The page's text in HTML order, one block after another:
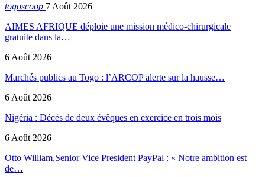
togoscoop 7 Août 2026
AIMES AFRIQUE déploie une mission médico-chirurgicale
gratuite dans la…
6 Août 2026
Marchés publics au Togo : l’ARCOP alerte sur la hausse…
6 Août 2026
Nigéria : Décès de deux évêques en exercice en trois mois
6 Août 2026
Otto William,Senior Vice President PayPal : « Notre ambition est
de…